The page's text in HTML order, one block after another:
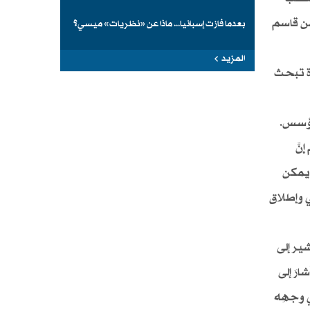
من قاسم
تبحث
إنَّ
يمكن
وإطلاق
إلى
إلى
وجهِه
بعدما فازت إسبانيا... ماذا عن «نظريات» ميسي؟
المزيد